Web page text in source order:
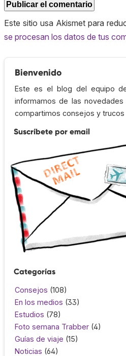
Este sitio usa Akismet para
se procesan los datos de tus
Bienvenido
Este es el blog del equipo
informamos de las
compartimos consejos y trucos
Suscríbete por email
Categorías
Consejos (108)
En los medios (33)
Estudios (78)
Foto semana Trabber (4)
Guías de viaje (15)
Noticias (64)